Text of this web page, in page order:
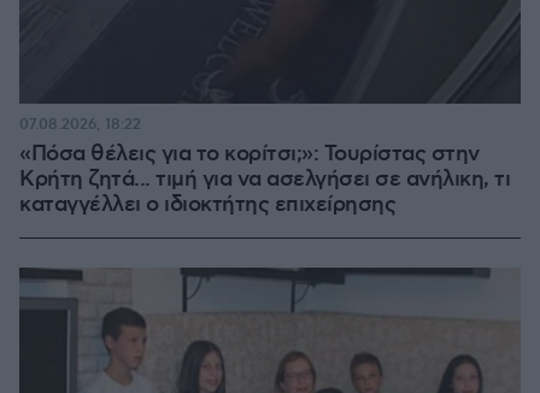
«Πόσα θέλεις για το κορίτσι;»: Τουρίστας στην
Κρήτη ζητά... τιμή για να ασελγήσει σε ανήλικη, τι
καταγγέλλει ο ιδιοκτήτης επιχείρησης
07.08.2026, 18:22